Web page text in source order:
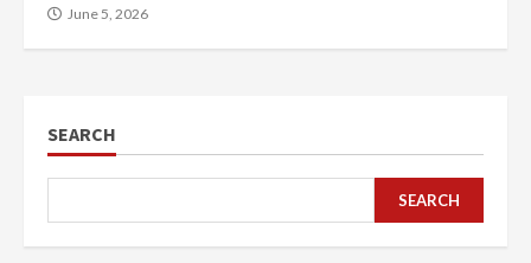
June 5, 2026
SEARCH
SEARCH